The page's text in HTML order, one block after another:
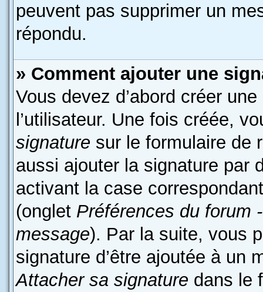
peuvent pas supprimer un
répondu.
» Comment ajouter une
Vous devez d’abord créer
l’utilisateur. Une fois créée,
signature sur le formulaire de
aussi ajouter la signature par
activant la case
(onglet Préférences du forum
message). Par la suite, vous
signature d’être ajoutée à un
Attacher sa signature dans le